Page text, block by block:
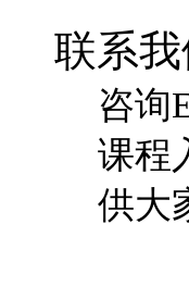
联系我
咨询
课程
供大